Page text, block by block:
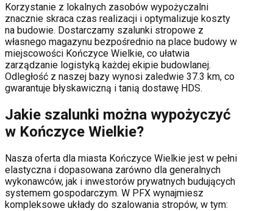
Korzystanie z lokalnych zasobów wypożyczalni
znacznie skraca czas realizacji i optymalizuje koszty
na budowie. Dostarczamy szalunki stropowe z
własnego magazynu bezpośrednio na place budowy w
miejscowości Kończyce Wielkie, co ułatwia
zarządzanie logistyką każdej ekipie budowlanej.
Odległość z naszej bazy wynosi zaledwie 37.3 km, co
gwarantuje błyskawiczną i tanią dostawę HDS.
Jakie szalunki można wypożyczyć
w Kończyce Wielkie?
Nasza oferta dla miasta Kończyce Wielkie jest w pełni
elastyczna i dopasowana zarówno dla generalnych
wykonawców, jak i inwestorów prywatnych budujących
systemem gospodarczym. W PFX wynajmiesz
kompleksowe układy do szalowania stropów, w tym: